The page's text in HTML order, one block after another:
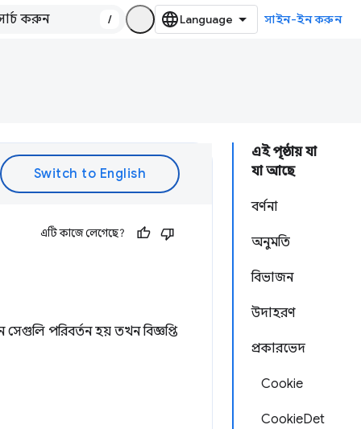
/ সাইন-ইন করুন
এই পৃষ্ঠায় যা
যা আছে
বর্ণনা
অনুমতি
বিভাজন
উদাহরণ
প্রকারভেদ
Cookie
CookieDet
এটি কাজে লেগেছে?
পরিবর্তন হয় তখন বিজ্ঞপ্তি